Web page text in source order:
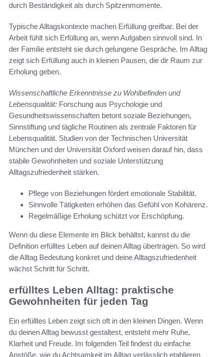
durch Beständigkeit als durch Spitzenmomente.
Typische Alltagskontexte machen Erfüllung greifbar. Bei der
Arbeit fühlt sich Erfüllung an, wenn Aufgaben sinnvoll sind. In
der Familie entsteht sie durch gelungene Gespräche. Im Alltag
zeigt sich Erfüllung auch in kleinen Pausen, die dir Raum zur
Erholung geben.
Wissenschaftliche Erkenntnisse zu Wohlbefinden und
Lebensqualität: Forschung aus Psychologie und
Gesundheitswissenschaften betont soziale Beziehungen,
Sinnstiftung und tägliche Routinen als zentrale Faktoren für
Lebensqualität. Studien von der Technischen Universität
München und der Universität Oxford weisen darauf hin, dass
stabile Gewohnheiten und soziale Unterstützung
Alltagszufriedenheit stärken.
Pflege von Beziehungen fördert emotionale Stabilität.
Sinnvolle Tätigkeiten erhöhen das Gefühl von Kohärenz.
Regelmäßige Erholung schützt vor Erschöpfung.
Wenn du diese Elemente im Blick behältst, kannst du die
Definition erfülltes Leben auf deinen Alltag übertragen. So wird
die Alltag Bedeutung konkret und deine Alltagszufriedenheit
wächst Schritt für Schritt.
erfülltes Leben Alltag: praktische
Gewohnheiten für jeden Tag
Ein erfülltes Leben zeigt sich oft in den kleinen Dingen. Wenn
du deinen Alltag bewusst gestaltest, entsteht mehr Ruhe,
Klarheit und Freude. Im folgenden Teil findest du einfache
Anstöße, wie du Achtsamkeit im Alltag verlässlich etablieren